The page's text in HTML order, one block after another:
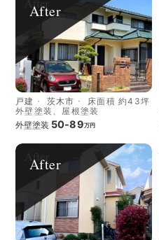
After
戸建 茨木市
床面積 約43坪
外壁塗装、屋根塗装
外壁塗装 50-89万円
After